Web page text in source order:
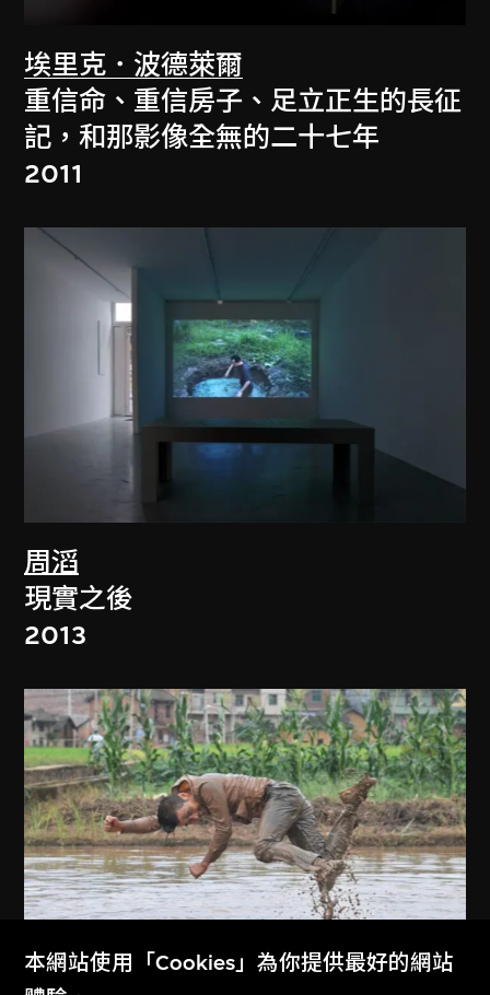
埃里克．波德萊爾
重信命、重信房子、足立正生的長征
記，和那影像全無的二十七年
2011
周滔
現實之後
2013
展出中
本網站使用「Cookies」為你提供最好的網站